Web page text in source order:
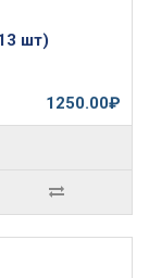
шт)
1250.00₽